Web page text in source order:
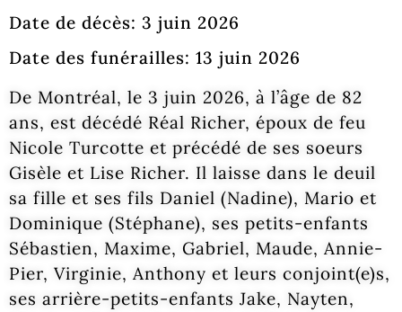
Date de décès: 3 juin 2026
Date des funérailles: 13 juin 2026
De Montréal, le 3 juin 2026, à l’âge de 82
ans, est décédé Réal Richer, époux de feu
Nicole Turcotte et précédé de ses soeurs
Gisèle et Lise Richer. Il laisse dans le deuil
sa fille et ses fils Daniel (Nadine), Mario et
Dominique (Stéphane), ses petits-enfants
Sébastien, Maxime, Gabriel, Maude, Annie-
Pier, Virginie, Anthony et leurs conjoint(e)s,
ses arrière-petits-enfants Jake, Nayten,